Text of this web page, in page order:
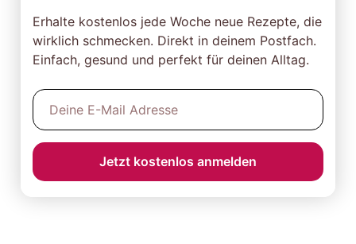
Erhalte kostenlos jede Woche neue Rezepte, die
wirklich schmecken. Direkt in deinem Postfach.
Einfach, gesund und perfekt für deinen Alltag.
Jetzt kostenlos anmelden